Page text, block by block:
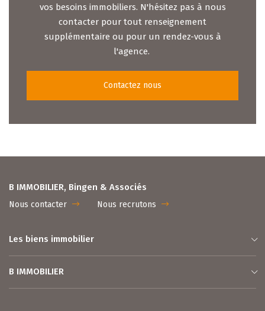
vos besoins immobiliers. N'hésitez pas à nous
contacter pour tout renseignement
supplémentaire ou pour un rendez-vous à
l'agence.
Contactez nous
B IMMOBILIER, Bingen & Associés
Nous contacter Nous recrutons
Les biens immobilier
B IMMOBILIER